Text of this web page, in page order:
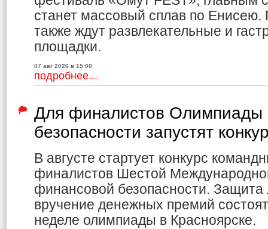
станет массовый сплав по Енисею.
также ждут развлекательные и
площадки.
07 авг 2026 в 15:00
подробнее...
Для финалистов Олимпиады
безопасности запустят
В августе стартует конкурс
финалистов Шестой
финансовой безопасности. Защита
вручение денежных премий
неделе олимпиады в Красноярске.